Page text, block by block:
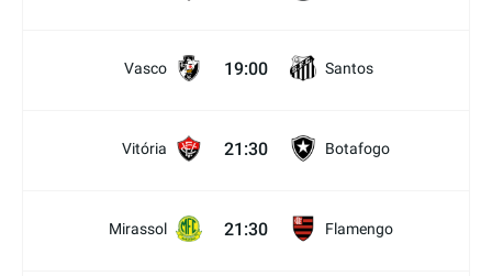
Vasco 19:00 Santos
Vitória 21:30 Botafogo
Mirassol 21:30 Flamengo